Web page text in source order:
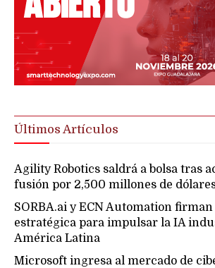
Últimos Artículos
Agility Robotics saldrá a bolsa tras
fusión por 2,500 millones de
SORBA.ai y ECN Automation
estratégica para impulsar la IA
América Latina
Microsoft ingresa al mercado de